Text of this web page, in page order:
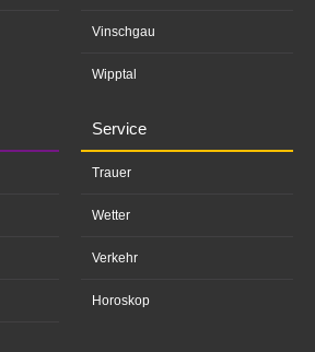
Vinschgau
Wipptal
Service
Trauer
Wetter
Verkehr
Horoskop